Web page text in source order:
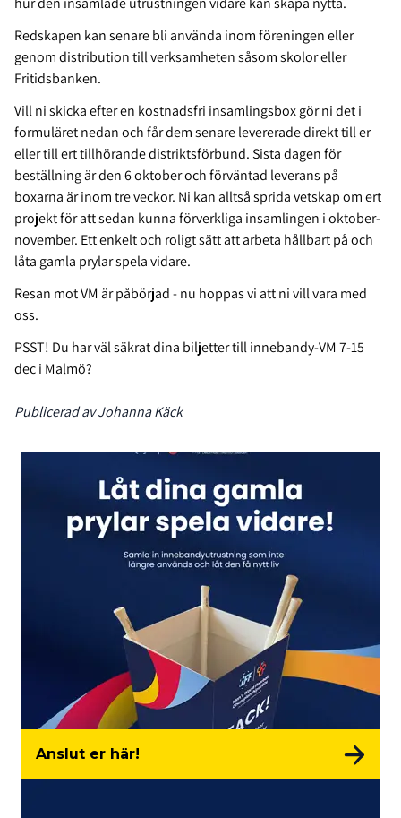
Redskapen kan senare bli använda inom föreningen eller
genom distribution till verksamheten såsom skolor eller
Fritidsbanken.
Vill ni skicka efter en kostnadsfri insamlingsbox gör ni det i
formuläret nedan och får dem senare levererade direkt till er
eller till ert tillhörande distriktsförbund. Sista dagen för
beställning är den 6 oktober och förväntad leverans på
boxarna är inom tre veckor. Ni kan alltså sprida vetskap om ert
projekt för att sedan kunna förverkliga insamlingen i oktober-
november. Ett enkelt och roligt sätt att arbeta hållbart på och
låta gamla prylar spela vidare.
Resan mot VM är påbörjad - nu hoppas vi att ni vill vara med
oss.
PSST! Du har väl säkrat dina biljetter till innebandy-VM 7-15
dec i Malmö?
Publicerad av Johanna Käck
Anslut er här!